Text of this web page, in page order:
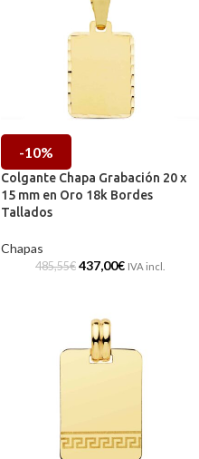
-10%
Colgante Chapa Grabación 20 x
15 mm en Oro 18k Bordes
Tallados
Chapas
485,55€ 437,00€ IVA incl.